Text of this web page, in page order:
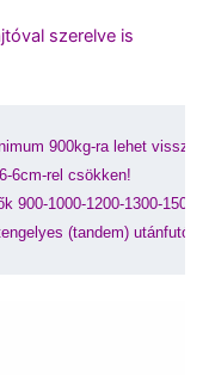
szerelve is
900kg-ra lehet
6cm-rel csökken!
900-1000-1200-1300-
(tandem) utánfutó